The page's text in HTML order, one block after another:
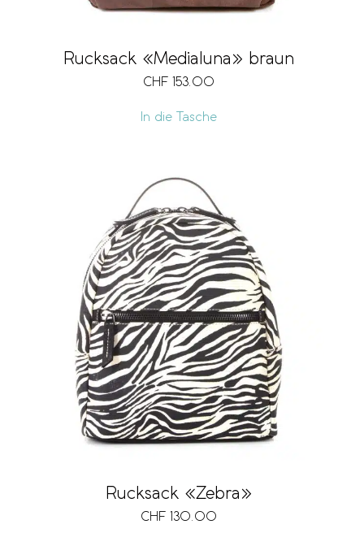
Rucksack «Medialuna» braun
CHF 153.00
In die Tasche
Rucksack «Zebra»
CHF 130.00